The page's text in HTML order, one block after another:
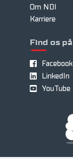
Om NDI
Karriere
Find os på
Facebook
LinkedIn
YouTube